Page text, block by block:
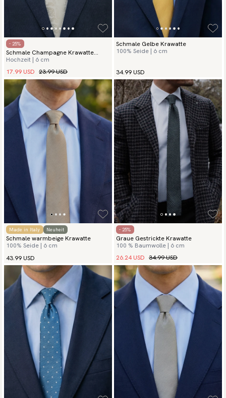
- 25%
Schmale Champagne Krawatte
Damask
Hochzeit | 6 cm
17.99 USD 23.99 USD
Schmale Gelbe Krawatte
100% Seide | 6 cm
34.99 USD
Made in Italy Neuheit
Schmale warmbeige Krawatte
100% Seide | 6 cm
43.99 USD
- 25%
Graue Gestrickte Krawatte
100 % Baumwolle | 6 cm
26.24 USD 34.99 USD